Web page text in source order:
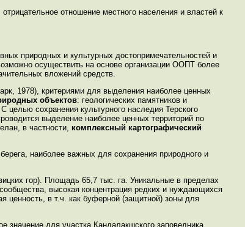
отношение местного населения и властей к
природных и культурных достопримечательностей и
осуществить на основе организации ООПТ более
вложений средств.
1978), критериями для выделения наиболее ценных
объектов: геологических памятников и
сохранения культурного наследия Терского
выделение наиболее ценных территорий по
в частности, комплексный картографический
наиболее важных для сохранения природного и
гор). Площадь 65,7 тыс. га. Уникальные в пределах
высокая концентрация редких и нуждающихся
ценность, в т.ч. как буферной (защитной) зоны для
для участка Кандалакшского заповедника